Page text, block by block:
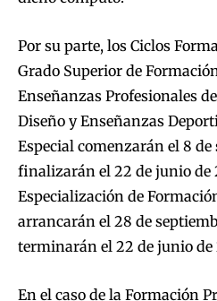
Por su parte, los Ciclos
Grado Superior de
Enseñanzas Profesionales
Diseño y Enseñanzas
Especial comenzarán el 8
finalizarán el 22 de junio de
Especialización de
arrancarán el 28 de
terminarán el 22 de junio de
En el caso de la Formación